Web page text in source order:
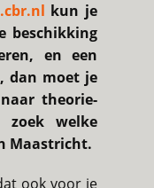
kun je
beschikking
en een
dan moet je
theorie-
zoek welke
Maastricht.
ook voor je